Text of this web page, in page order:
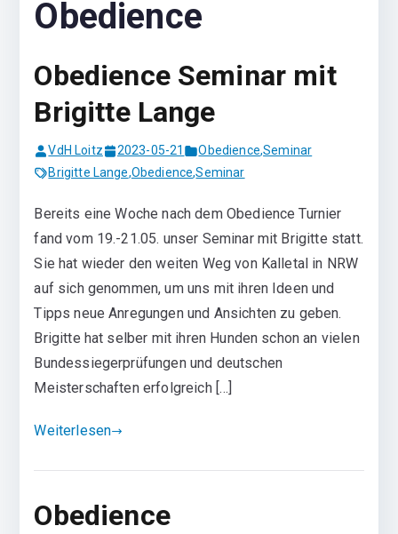
Obedience
Obedience Seminar mit
Brigitte Lange
VdH Loitz 2023-05-21 Obedience,Seminar
Brigitte Lange,Obedience,Seminar
Bereits eine Woche nach dem Obedience Turnier
fand vom 19.-21.05. unser Seminar mit Brigitte statt.
Sie hat wieder den weiten Weg von Kalletal in NRW
auf sich genommen, um uns mit ihren Ideen und
Tipps neue Anregungen und Ansichten zu geben.
Brigitte hat selber mit ihren Hunden schon an vielen
Bundessiegerprüfungen und deutschen
Meisterschaften erfolgreich […]
Weiterlesen
Obedience